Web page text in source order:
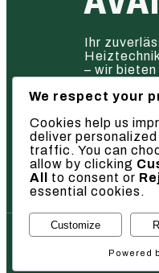
Ihr
– wir
© 2026
We respect your
Cookies help us
deliver
traffic. You can
allow by clicking
All
to consent or
essential cookies.
Customize
Powered